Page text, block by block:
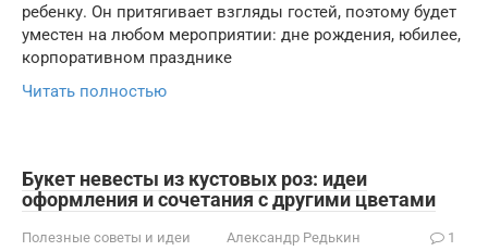
ребенку. Он притягивает взгляды гостей, поэтому будет
уместен на любом мероприятии: дне рождения, юбилее,
корпоративном празднике
Читать полностью
Букет невесты из кустовых роз: идеи
оформления и сочетания с другими цветами
Полезные советы и идеи Александр Редькин 1